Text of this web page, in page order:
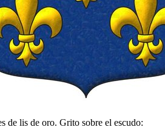
de lis de oro. Grito sobre el escudo: